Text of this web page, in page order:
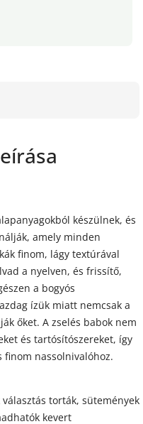
készülnek, és
amely minden
finom, lágy textúrával
a nyelven, és frissítő,
a bogyós
ízük miatt nemcsak a
őket. A zselés babok nem
és tartósítószereket, így
finom nassolnivalóhoz.
torták, sütemények
kevert